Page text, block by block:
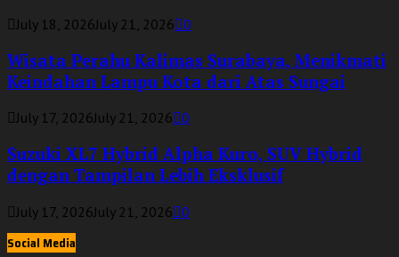
July 18, 2026July 21, 2026 0
Wisata Perahu Kalimas Surabaya, Menikmati
Keindahan Lampu Kota dari Atas Sungai
July 17, 2026July 21, 2026 0
Suzuki XL7 Hybrid Alpha Kuro, SUV Hybrid
dengan Tampilan Lebih Eksklusif
July 17, 2026July 21, 2026 0
Social Media